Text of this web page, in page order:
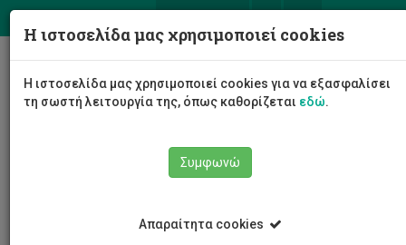
Φοιτητική Εστία Apollonia
Η ιστοσελίδα μας χρησιμοποιεί cookies
Η ιστοσελίδα μας χρησιμοποιεί cookies για να εξασφαλίσει
τη σωστή λειτουργία της, όπως καθορίζεται εδώ.
Συμφωνώ
Απαραίτητα cookies